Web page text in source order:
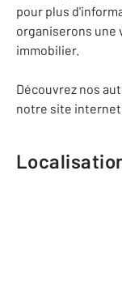
pour plus
organiserons une
immobilier.
Découvrez nos
notre site internet